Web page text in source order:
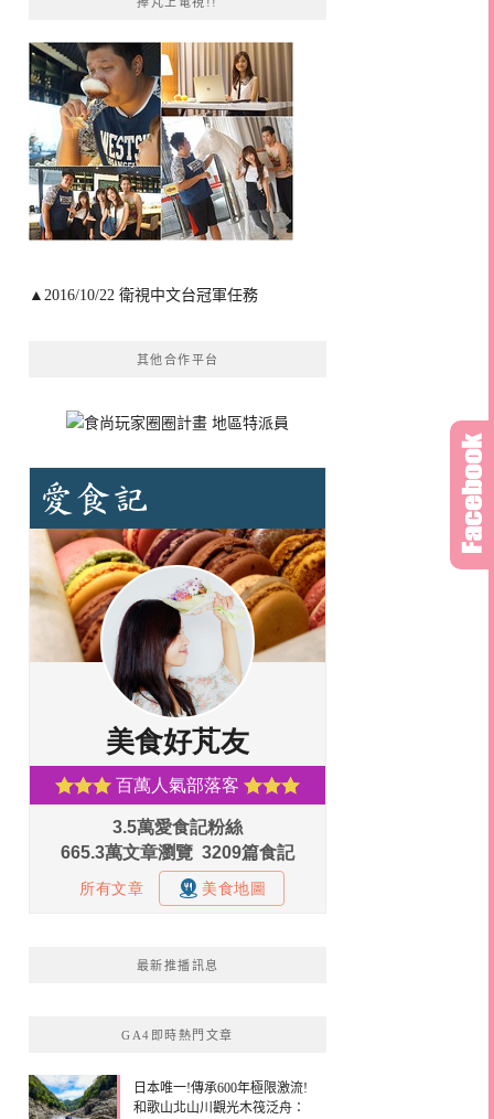
▲2016/10/22 衛視中文台冠軍任務
其他合作平台
最新推播訊息
GA4即時熱門文章
日本唯一!傳承600年極限激流!
和歌山北山川觀光木筏泛舟：